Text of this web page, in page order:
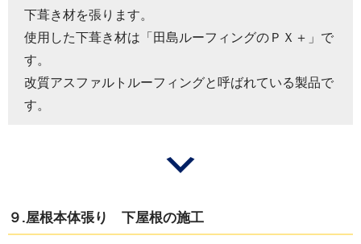
下葺き材を張ります。
使用した下葺き材は「田島ルーフィングのＰＸ＋」で
す。
改質アスファルトルーフィングと呼ばれている製品で
す。
９.屋根本体張り 下屋根の施工